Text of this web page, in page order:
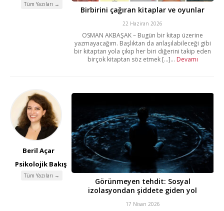
Tüm Yazıları →
Birbirini çağıran kitaplar ve oyunlar
22 Haziran 2026
OSMAN AKBAŞAK – Bugün bir kitap üzerine
yazmayacağım. Başlıktan da anlaşılabileceği gibi
bir kitaptan yola çıkıp her biri diğerini takip eden
birçok kitaptan söz etmek [...]... Devamı
Beril Açar
Psikolojik Bakış
Tüm Yazıları →
Görünmeyen tehdit: Sosyal
izolasyondan şiddete giden yol
17 Nisan 2026